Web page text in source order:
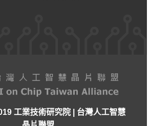
工業技術研究院 | 台灣人工智慧